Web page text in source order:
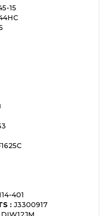
15
401
: J3300917